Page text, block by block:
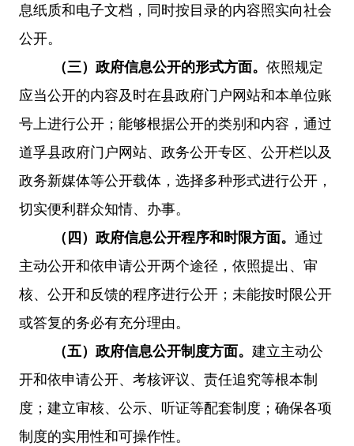
息纸质和电子文档，同时按目录的内容照实向社会
公开。
（三）政府信息公开的形式方面。 依照规定
应当公开的内容及时在县政府门户网站和本单位账
号上进行公开；能够根据公开的类别和内容，通过
道孚县政府门户网站、政务公开专区、公开栏以及
政务新媒体等公开载体，选择多种形式进行公开，
切实便利群众知情、办事。
（四）政府信息公开程序和时限方面。 通过
主动公开和依申请公开两个途径 ，依照提出、审
核、公开和反馈的程序进行公开；未能按时限公开
或答复的务必有充分理由。
（五）政府信息公开制度方面。 建立主动公
开和依申请公开、考核评议、责任追究等根本制
度；建立审核、公示、听证等配套制度；确保各项
制度的实用性和可操作性。